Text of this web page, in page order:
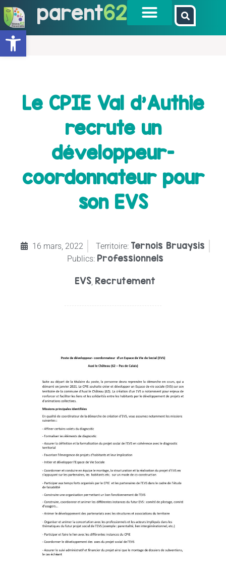
Ouvrir la barre d’outils
parent62
Le CPIE Val d’Authie
recrute un
développeur-
coordonnateur pour
son EVS
16 mars, 2022 Territoire: Ternois Bruaysis
Publics: Professionnels
EVS Recrutement